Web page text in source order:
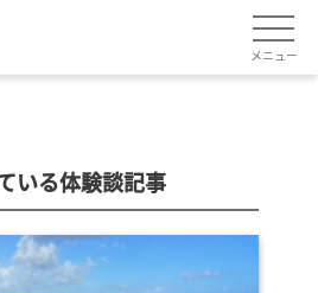
メニュー
いる体験談記事